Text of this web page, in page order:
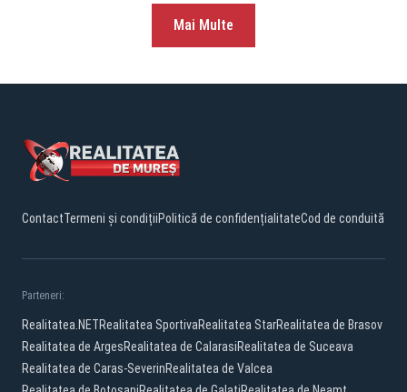
Mai Multe
ContactTermeni și condițiiPolitică de confidențialitateCod de conduită
Parteneri:
Realitatea.NETRealitatea SportivaRealitatea StarRealitatea de Brasov
Realitatea de ArgesRealitatea de CalarasiRealitatea de Suceava
Realitatea de Caras-SeverinRealitatea de Valcea